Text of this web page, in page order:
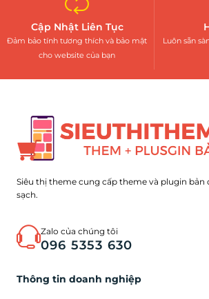
Cập Nhật Liên Tục
Đảm bảo tính tương thích và bảo mật
cho website của bạn
Luôn sẵn
Siêu thị theme cung cấp theme và plugin bản
sạch.
Zalo của chúng tôi
096 5353 630
Thông tin doanh nghiệp